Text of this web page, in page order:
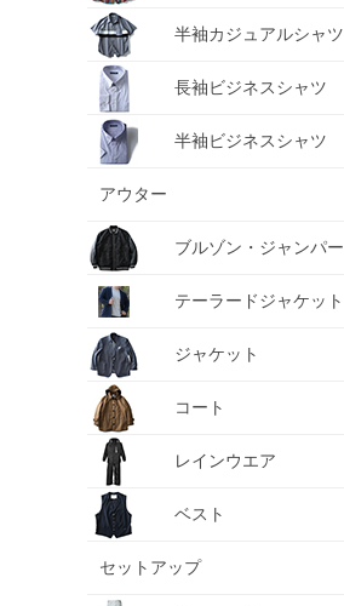
半袖カジュアルシャツ
長袖ビジネスシャツ
半袖ビジネスシャツ
アウター
ブルゾン・ジャンパー
テーラードジャケット
ジャケット
コート
レインウエア
ベスト
セットアップ